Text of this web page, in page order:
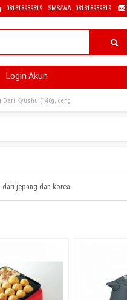
081318939319 SMS/WA: 081318939319
Login Akun
Dari Kyushu (140g, deng
jepang dan korea.